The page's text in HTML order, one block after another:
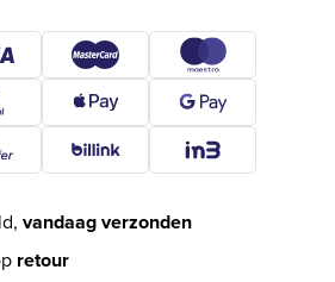
vandaag verzonden
retour